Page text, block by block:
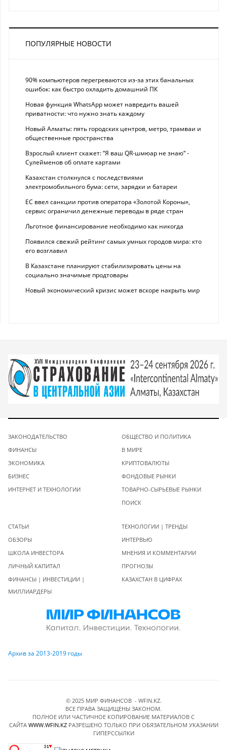
ПОПУЛЯРНЫЕ НОВОСТИ
90% компьютеров перегреваются из-за этих банальных
ошибок: как быстро охладить домашний ПК
Новая функция WhatsApp может навредить вашей
приватности: что нужно знать каждому
Новый Алматы: пять городских центров, метро, трамваи и
общественные пространства
Взрослый клиент скажет: “Я ваш QR-шмюар не знаю“ -
Сулейменов об оплате картами
Казахстан столкнулся с последствиями
электромобильного бума: сети, зарядки и батареи
ЕС ввел санкции против оператора «Золотой Короны»,
сервис ограничил денежные переводы в ряде стран
Льготное финансирование необходимо как никогда
Появился свежий рейтинг самых умных городов мира: кто
его возглавил
В Казахстане планируют стабилизировать цены на
социально значимые продтовары
Новый экономический кризис может вскоре накрыть мир
ЗАКОНОДАТЕЛЬСТВО
ФИНАНСЫ
ЭКОНОМИКА
БИЗНЕС
ИНТЕРНЕТ И ТЕХНОЛОГИИ
ОБЩЕСТВО И ПОЛИТИКА
В МИРЕ
КРИПТОВАЛЮТЫ
ФОНДОВЫЕ РЫНКИ
ТОВАРНО-СЫРЬЕВЫЕ РЫНКИ
ПОИСК
СТАТЬИ
ОБЗОРЫ
ШКОЛА ИНВЕСТОРА
ЛИЧНЫЙ КАПИТАЛ
ФИНАНСЫ | ИНВЕСТИЦИИ |
МИЛЛИАРДЕРЫ
ТЕХНОЛОГИИ | ТРЕНДЫ
ИНТЕРВЬЮ
МНЕНИЯ И КОММЕНТАРИИ
ПРОГНОЗЫ
КАЗАХСТАН В ЦИФРАХ
Архив за 2013-2019 годы
© 2025 МИР ФИНАНСОВ - WFIN.KZ.
ВСЕ ПРАВА ЗАЩИЩЕНЫ ЗАКОНОМ.
ПОЛНОЕ ИЛИ ЧАСТИЧНОЕ КОПИРОВАНИЕ МАТЕРИАЛОВ C
САЙТА WWW.WFIN.KZРАЗРЕШЕНО ТОЛЬКО ПРИ ОБЯЗАТЕЛЬНОМ УКАЗАНИИ
ГИПЕРССЫЛКИ